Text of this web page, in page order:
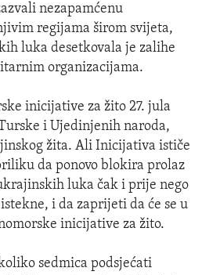
nezapamćenu
regijama širom svijeta,
luka desetkovala je zalihe
organizacijama.
inicijative za žito 27. jula
i Ujedinjenih naroda,
žita. Ali Inicijativa ističe
da ponovo blokira prolaz
luka čak i prije nego
i da zaprijeti da će se u
inicijative za žito.
sedmica podsjećati